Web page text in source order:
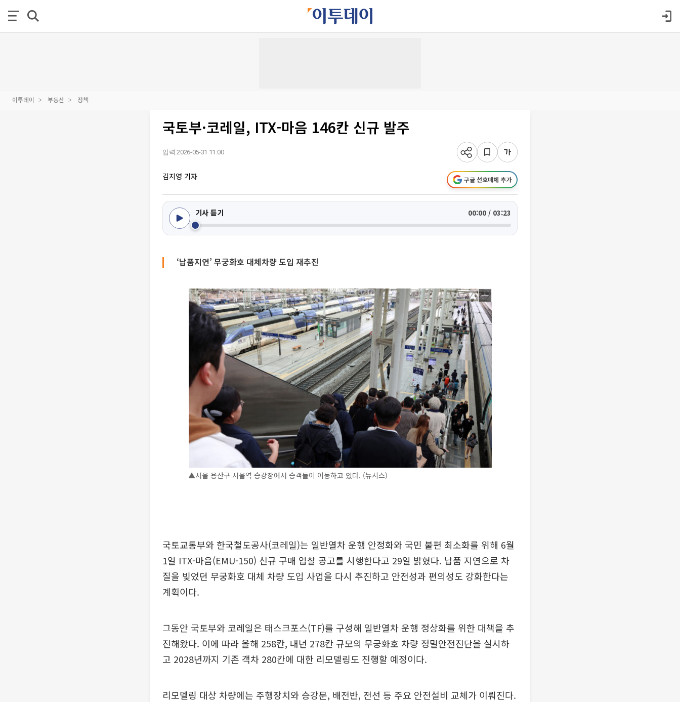
이투데이 부동산 정책
국토부·코레일, ITX-마음 146칸 신규 발주
입력 2026-05-31 11:00
김지영 기자 구글 선호매체 추가
기사 듣기 00:00 / 03:23
‘납품지연’ 무궁화호 대체차량 도입 재추진
▲서울 용산구 서울역 승강장에서 승객들이 이동하고 있다. (뉴시스)
국토교통부와 한국철도공사(코레일)는 일반열차 운행 안정화와 국민 불편 최소화를 위해 6월
1일 ITX-마음(EMU-150) 신규 구매 입찰 공고를 시행한다고 29일 밝혔다. 납품 지연으로 차
질을 빚었던 무궁화호 대체 차량 도입 사업을 다시 추진하고 안전성과 편의성도 강화한다는
계획이다.
그동안 국토부와 코레일은 태스크포스(TF)를 구성해 일반열차 운행 정상화를 위한 대책을 추
진해왔다. 이에 따라 올해 258칸, 내년 278칸 규모의 무궁화호 차량 정밀안전진단을 실시하
고 2028년까지 기존 객차 280칸에 대한 리모델링도 진행할 예정이다.
리모델링 대상 차량에는 주행장치와 승강문, 배전반, 전선 등 주요 안전설비 교체가 이뤄진다.